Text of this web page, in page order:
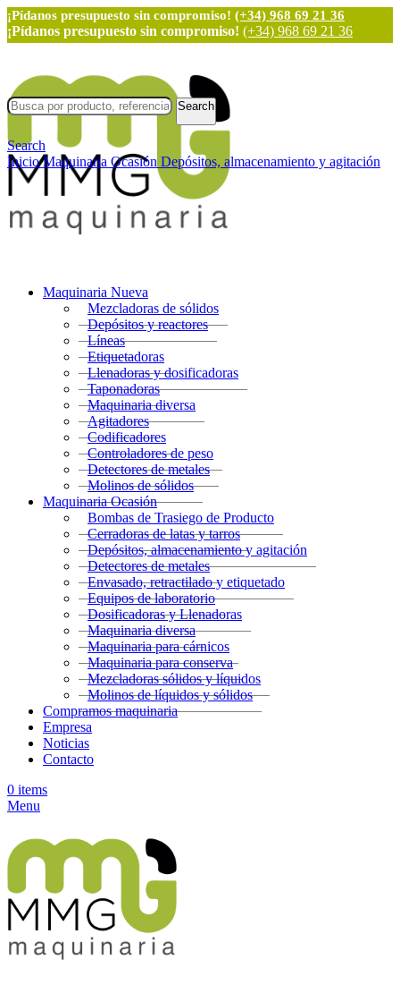
¡Pídanos presupuesto sin compromiso! (+34) 968 69 21 36
¡Pídanos presupuesto sin compromiso! (+34) 968 69 21 36
Maquinaria Nueva
Mezcladoras de sólidos
Depósitos y reactores
Líneas
Etiquetadoras
Llenadoras y dosificadoras
Taponadoras
Maquinaria diversa
Agitadores
Codificadores
Controladores de peso
Detectores de metales
Molinos de sólidos
Maquinaria Ocasión
Bombas de Trasiego de Producto
Cerradoras de latas y tarros
Depósitos, almacenamiento y agitación
Detectores de metales
Envasado, retractilado y etiquetado
Equipos de laboratorio
Dosificadoras y Llenadoras
Maquinaria diversa
Maquinaria para cárnicos
Maquinaria para conserva
Mezcladoras sólidos y líquidos
Molinos de líquidos y sólidos
Compramos maquinaria
Empresa
Noticias
Contacto
0 items
Menu
Search
Search
InicioMaquinaria Ocasión Depósitos, almacenamiento y agitación